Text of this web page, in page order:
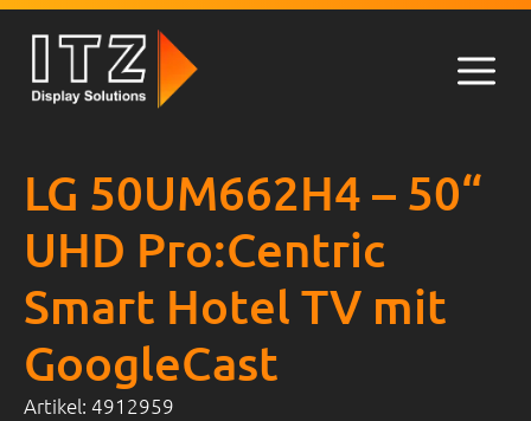
Zum
Inhalt
LG 50UM662H4 – 50“
UHD Pro:Centric
Smart Hotel TV mit
GoogleCast
Artikel: 4912959